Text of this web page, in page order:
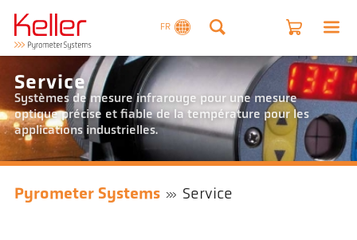
FR
Service
Systèmes de mesure infrarouge pour une mesure
optique précise et fiable de la température pour les
applications industrielles.
Pyrometer Systems Service